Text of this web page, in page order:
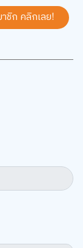
ชิก คลิกเลย!